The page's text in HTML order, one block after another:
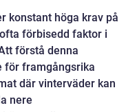
konstant höga krav på
förbisedd faktor i
förstå denna
för framgångsrika
där vinterväder kan
nere